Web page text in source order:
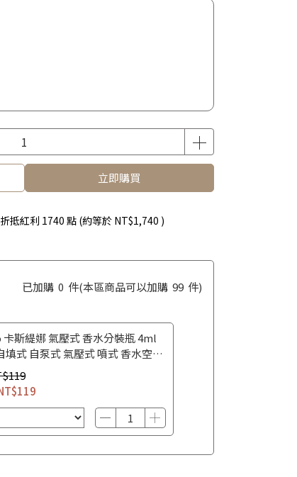
立即購買
抵紅利 1740 點 (約等於 NT$1,740 )
已加購 0 件(本區商品可以加購 99 件)
斯緹娜 氣壓式 香水分裝瓶 4ml
填式 自泵式 氣壓式 噴式 香水空瓶
瓶